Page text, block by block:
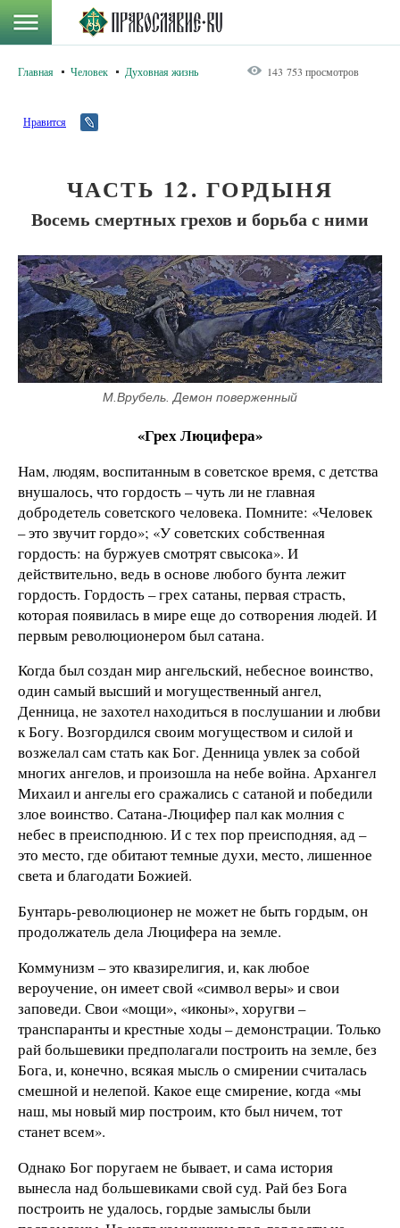
Главная Человек Духовная жизнь 143 753 просмотров
Нравится
ЧАСТЬ 12. ГОРДЫНЯ
Восемь смертных грехов и борьба с ними
М.Врубель. Демон поверженный
«Грех Люцифера»
Нам, людям, воспитанным в советское время, с детства
внушалось, что гордость – чуть ли не главная
добродетель советского человека. Помните: «Человек
– это звучит гордо»; «У советских собственная
гордость: на буржуев смотрят свысока». И
действительно, ведь в основе любого бунта лежит
гордость. Гордость – грех сатаны, первая страсть,
которая появилась в мире еще до сотворения людей. И
первым революционером был сатана.
Когда был создан мир ангельский, небесное воинство,
один самый высший и могущественный ангел,
Денница, не захотел находиться в послушании и любви
к Богу. Возгордился своим могуществом и силой и
возжелал сам стать как Бог. Денница увлек за собой
многих ангелов, и произошла на небе война. Архангел
Михаил и ангелы его сражались с сатаной и победили
злое воинство. Сатана-Люцифер пал как молния с
небес в преисподнюю. И с тех пор преисподняя, ад –
это место, где обитают темные духи, место, лишенное
света и благодати Божией.
Бунтарь-революционер не может не быть гордым, он
продолжатель дела Люцифера на земле.
Коммунизм – это квазирелигия, и, как любое
вероучение, он имеет свой «символ веры» и свои
заповеди. Свои «мощи», «иконы», хоругви –
транспаранты и крестные ходы – демонстрации. Только
рай большевики предполагали построить на земле, без
Бога, и, конечно, всякая мысль о смирении считалась
смешной и нелепой. Какое еще смирение, когда «мы
наш, мы новый мир построим, кто был ничем, тот
станет всем».
Однако Бог поругаем не бывает, и сама история
вынесла над большевиками свой суд. Рай без Бога
построить не удалось, гордые замыслы были